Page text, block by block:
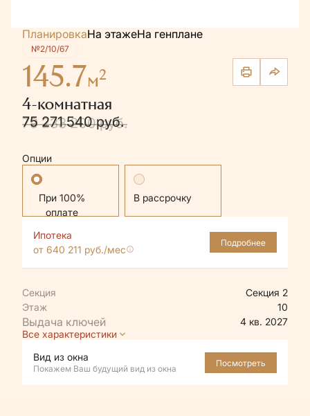
ПланировкаНа этажеНа генплане
№2/10/67
145.7м2
4-комнатная
79 233 200 руб.
75 271 540 руб.
Опции
Стандартная В рассрочку
Ипотека
от 640 211 руб./мес
Подробнее
Секция
Секция 2
Этаж
10
4 кв. 2027
Все характеристики
Вид из окна
Покажем Ваш будущий вид из окна
Посмотреть